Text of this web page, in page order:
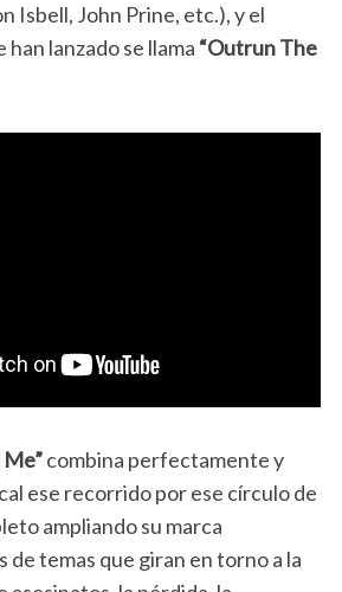
Isbell, John Prine, etc.), y el
lanzado se llama “Outrun The
combina perfectamente y
ese recorrido por ese círculo de
ampliando su marca
de temas que giran en torno a la